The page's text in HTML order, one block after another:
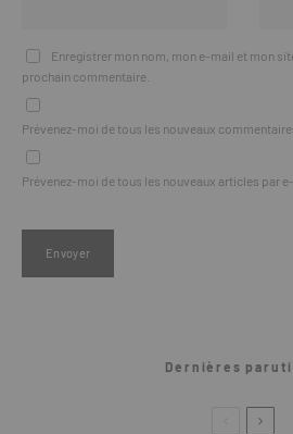
Enregistrer mon nom, mon e-mail et mon
prochain commentaire.
Prévenez-moi de tous les nouveaux
Prévenez-moi de tous les nouveaux articles par
Dernières